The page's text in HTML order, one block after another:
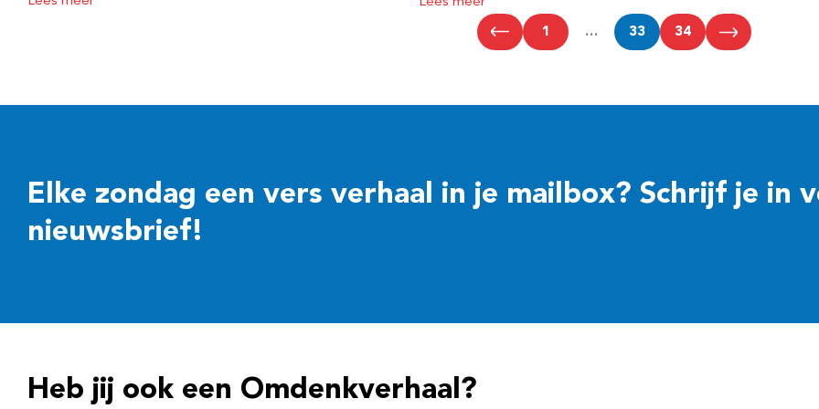
1 … 33 34
Elke zondag een vers verhaal in je mailbox? Schrijf je in
nieuwsbrief!
Heb jij ook een Omdenkverhaal?